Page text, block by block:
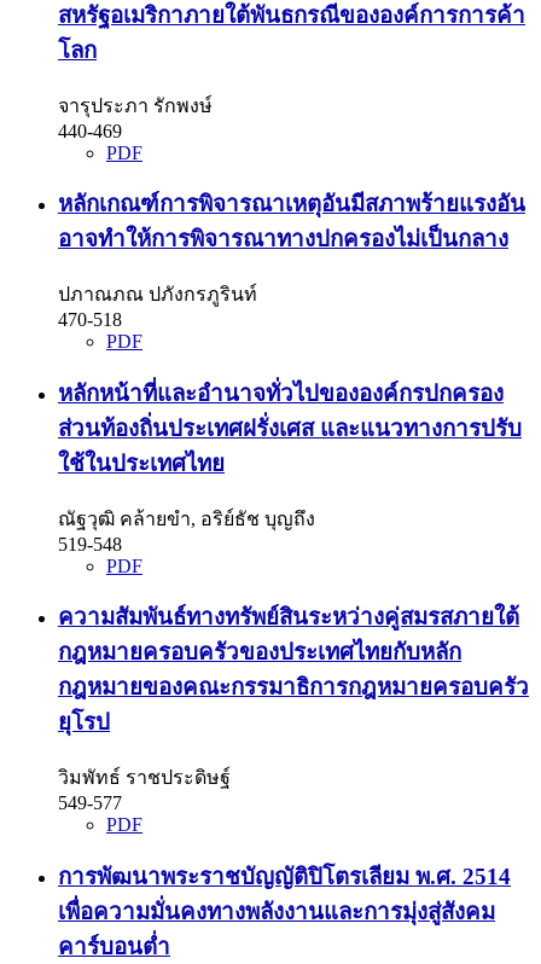
สหรัฐอเมริกาภายใต้พันธกรณีขององค์การการค้า
โลก
จารุประภา รักพงษ์
440-469
PDF
หลักเกณฑ์การพิจารณาเหตุอันมีสภาพร้ายแรงอัน
อาจทำให้การพิจารณาทางปกครองไม่เป็นกลาง
ปภาณภณ ปภังกรภูรินท์
470-518
PDF
หลักหน้าที่และอำนาจทั่วไปขององค์กรปกครอง
ส่วนท้องถิ่นประเทศฝรั่งเศส และแนวทางการปรับ
ใช้ในประเทศไทย
ณัฐวุฒิ คล้ายขำ, อริย์ธัช บุญถึง
519-548
PDF
ความสัมพันธ์ทางทรัพย์สินระหว่างคู่สมรสภายใต้
กฎหมายครอบครัวของประเทศไทยกับหลัก
กฎหมายของคณะกรรมาธิการกฎหมายครอบครัว
ยุโรป
วิมพัทธ์ ราชประดิษฐ์
549-577
PDF
การพัฒนาพระราชบัญญัติปิโตรเลียม พ.ศ. 2514
เพื่อความมั่นคงทางพลังงานและการมุ่งสู่สังคม
คาร์บอนต่ำ